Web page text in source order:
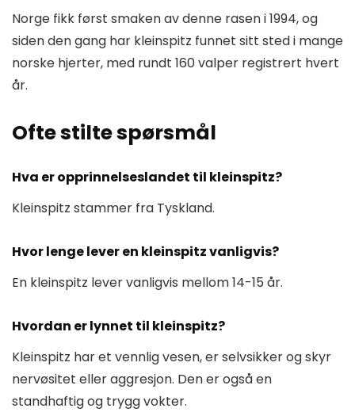
Norge fikk først smaken av denne rasen i 1994, og
siden den gang har kleinspitz funnet sitt sted i mange
norske hjerter, med rundt 160 valper registrert hvert
år.
Ofte stilte spørsmål
Hva er opprinnelseslandet til kleinspitz?
Kleinspitz stammer fra Tyskland.
Hvor lenge lever en kleinspitz vanligvis?
En kleinspitz lever vanligvis mellom 14-15 år.
Hvordan er lynnet til kleinspitz?
Kleinspitz har et vennlig vesen, er selvsikker og skyr
nervøsitet eller aggresjon. Den er også en
standhaftig og trygg vokter.